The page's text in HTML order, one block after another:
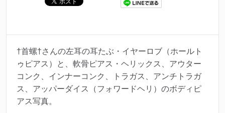
†首螺†さんの左耳の耳たぶ・イヤーロブ（ホールト
ゥピアス）と、軟骨ピアス・ヘリックス、アウター
コンク、インナーコンク、トラガス、アンチトラガ
ス、アッパーダイス（フォワードヘリ）のボディピ
アス写真。